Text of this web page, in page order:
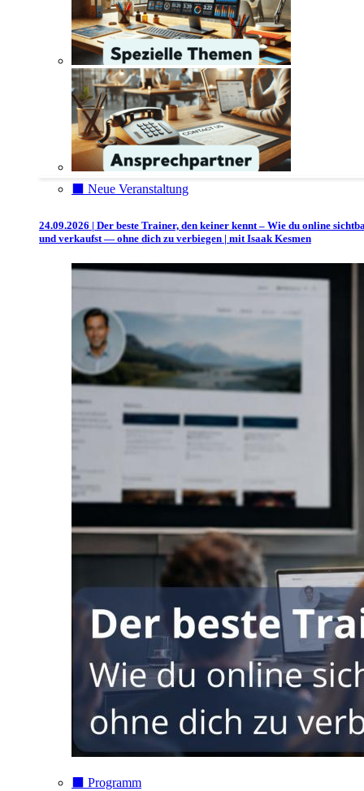
⬛️ Neue Veranstaltung
24.09.2026 | Der beste Trainer, den keiner kennt – Wie du online
und verkaufst — ohne dich zu verbiegen | mit Isaak Kesmen
⬛️ Programm